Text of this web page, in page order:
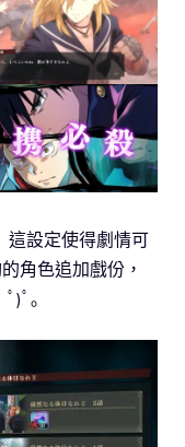
這設定使得劇情可
角色追加戲份，
)ﾟ｡